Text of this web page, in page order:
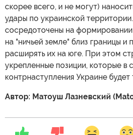
скорее всего, и не могут)
удары по украинской
сосредоточены на
на "ничьей земле" близ границы и
расширять их на юге. При этом
укрепленные позиции, которые в
контрнаступления Украине
Автор: Матоуш Лазневский